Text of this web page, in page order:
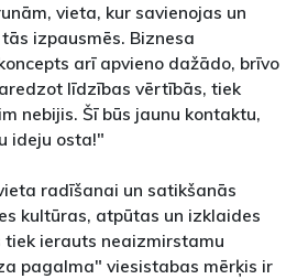
vieta, kur savienojas un
izpausmēs. Biznesa
arī apvieno dažādo, brīvo
līdzības vērtībās, tiek
nebijis. Šī būs jaunu kontaktu,
ideju osta!"
radīšanai un satikšanās
kultūras, atpūtas un izklaides
tiek ierauts neaizmirstamu
pagalma" viesistabas mērķis ir